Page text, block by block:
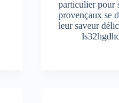
particulier pour
provençaux se
leur saveur